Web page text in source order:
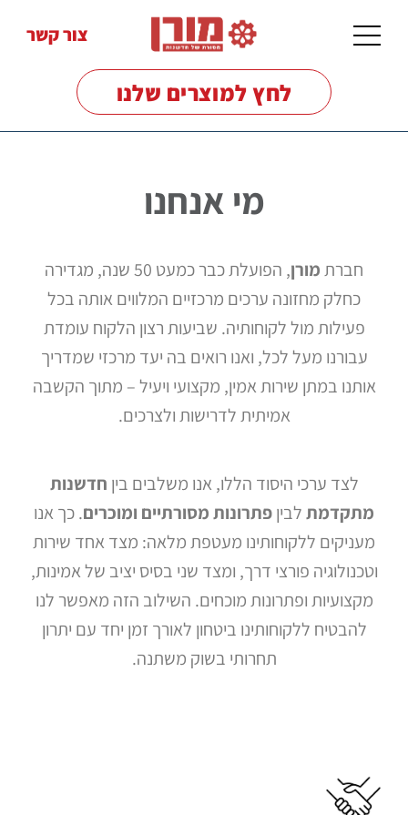
צור קשר
לחץ למוצרים שלנו
מכונות
שטיפה
מכאניים
שואבי
אבק
תעשייתיים
וריפודים
מי אנחנו
חברתמורן
, הפועלת כבר כמעט 50 שנה, מגדירה
כחלק מחזונה ערכים מרכזיים המלווים אותה בכל
פעילות מול לקוחותיה. שביעות רצון הלקוח עומדת
עבורנו מעל לכל, ואנו רואים בה יעד מרכזי שמדריך
אותנו במתן שירות אמין, מקצועי ויעיל – מתוך הקשבה
אמיתית לדרישות ולצרכים.
לצד ערכי היסוד הללו, אנו משלבים בין חדשנות
מתקדמתלביןפתרונות מסורתיים ומוכרים. כך אנו
מעניקים ללקוחותינו מעטפת מלאה: מצד אחד שירות
וטכנולוגיה פורצי דרך, ומצד שני בסיס יציב של אמינות,
מקצועיות ופתרונות מוכחים. השילוב הזה מאפשר לנו
להבטיח ללקוחותינו ביטחון לאורך זמן יחד עם יתרון
תחרותי בשוק משתנה.